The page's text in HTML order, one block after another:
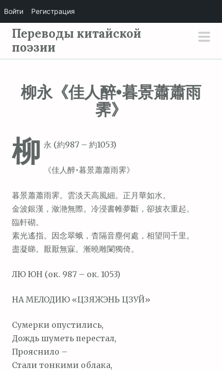
р
Переводы китайской
поэзии
柳永《佳人醉•暮景蕭蕭雨
霁》
柳 永 (約987 – 約1053)
《佳人醉•暮景蕭蕭雨霁》
暮景蕭蕭雨霁。雲淡天高風細。正月華如水。
金波銀漢，潋滟無際。冷浸書帷夢斷，卻披衣重起。
臨軒砌。
素光遙指。因念翠蛾，杳隔音塵何處，相望同千里。
盡凝睇。厭厭無寐。漸曉雕闌獨倚。
ЛЮ ЮН (ок. 987 – ок. 1053)
НА МЕЛОДИЮ «ЦЗЯЖЭНЬ ЦЗУЙ»
Сумерки опустились,
Дождь шуметь перестал,
Прояснило –
Стали тонкими облака,
Войти Регистрация